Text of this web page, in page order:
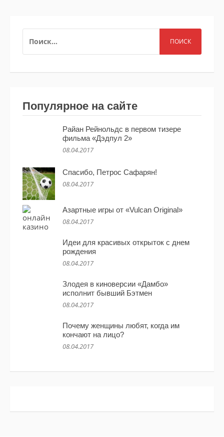
Популярное на сайте
Райан Рейнольдс в первом тизере
фильма «Дэдпул 2»
08.04.2017
Спасибо, Петрос Сафарян!
08.04.2017
Азартные игры от «Vulcan Original»
08.04.2017
Идеи для красивых открыток с днем
рождения
08.04.2017
Злодея в киноверсии «Дамбо»
исполнит бывший Бэтмен
08.04.2017
Почему женщины любят, когда им
кончают на лицо?
08.04.2017